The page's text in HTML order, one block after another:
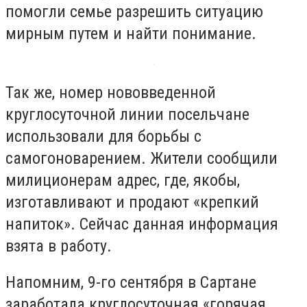
помогли семье разрешить ситуацию
мирным путем и найти понимание.
Так же, номер нововведенной
круглосуточной линии посельчане
использовали для борьбы с
самогоноварением. Жители сообщили
милиционерам адрес, где, якобы,
изготавливают и продают «крепкий
напиток». Сейчас данная информация
взята в работу.
Напомним, 9-го сентября в Сартане